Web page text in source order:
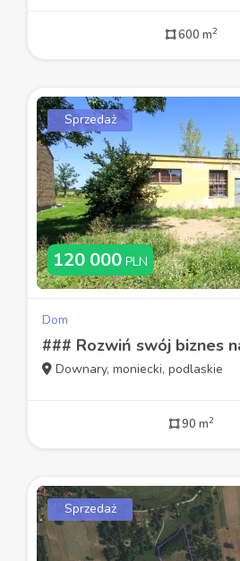
600 m2
Sprzedaż
120 000 PLN
Dom
### Rozwiń swój biznes
Downary, moniecki, podlaskie
90 m2
Sprzedaż